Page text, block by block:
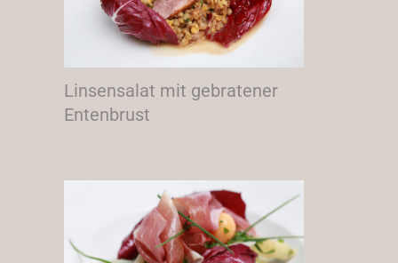
Linsensalat mit gebratener
Entenbrust